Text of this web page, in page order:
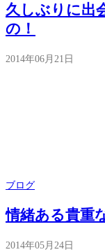
久しぶりに出
の！
2014年06月21日
ブログ
情緒ある貴重
2014年05月24日